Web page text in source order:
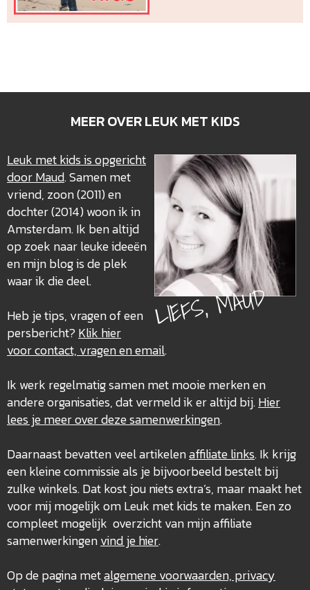
MEER OVER LEUK MET KIDS
LIEFS, MAUD
Leuk met kids is opgericht
door Maud. Samen met
vriend, zoon (2011) en
dochter (2014) woon ik in
Amsterdam. Ik ben altijd
op zoek naar leuke ideeën
en mijn blog is de plek
waar ik die deel.
Heb je tips, vragen of een
persbericht? Klik hier
voor contact, vragen en email.
Ik werk regelmatig samen met mooie merken en
andere organisaties, dat vermeld ik er altijd bij.Hier
lees je meer over dezesamenwerkingen.
Daarnaast bevatten veel artikelenaffiliate links. Ik krijg
een kleine commissie als je bijvoorbeeld bestelt bij
zulke winkels. Dat kost jou niets extra’s, maar maakt het
voor mij mogelijk om Leuk met kids te maken. Een zo
compleet mogelijk overzicht van mijn affiliate
samenwerkingenvind je hier.
Op de pagina metalgemene voorwaarden, privacy